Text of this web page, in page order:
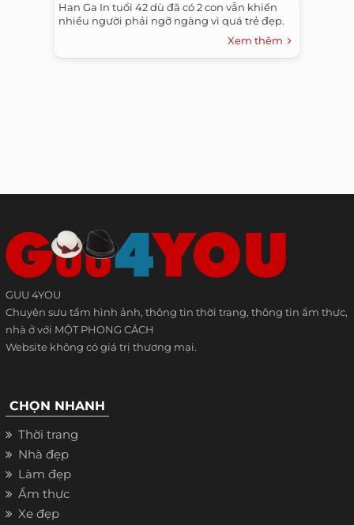
Han Ga In tuổi 42 dù đã có 2 con vẫn khiến
nhiều người phải ngỡ ngàng vì quá trẻ đẹp.
Xem thêm
GUU 4YOU
Chuyên sưu tầm hình ảnh, thông tin thời trang, thông tin ẩm thực,
nhà ở với MỘT PHONG CÁCH
Website không có giá trị thương mại.
CHỌN NHANH
Thời trang
Nhà đẹp
Làm đẹp
Ẩm thực
Xe đẹp